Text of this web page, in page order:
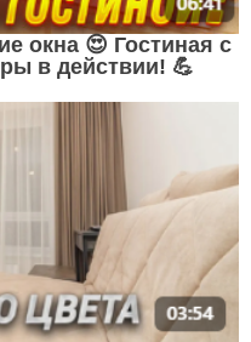
окна 😍 Гостиная с
в действии! 💪